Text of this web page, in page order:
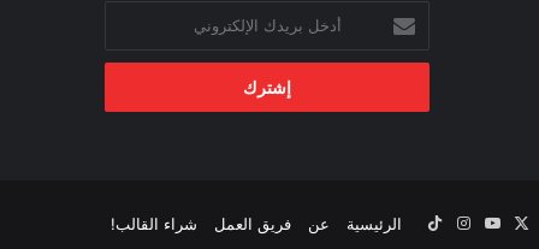
بريدك
الإلكتروني
الرئيسية عن فريق العمل شراء القالب! ‫YouTubeانستقرام‫TikTok